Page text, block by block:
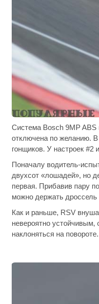
Система Bosch 9MP ABS
отключена по желанию.
гонщиков. У настроек #2
Поначалу водитель-
двухсот «лошадей», но
первая. Прибавив пару
можно держать
Как и раньше, RSV
невероятно устойчивым,
наклоняться на повороте.